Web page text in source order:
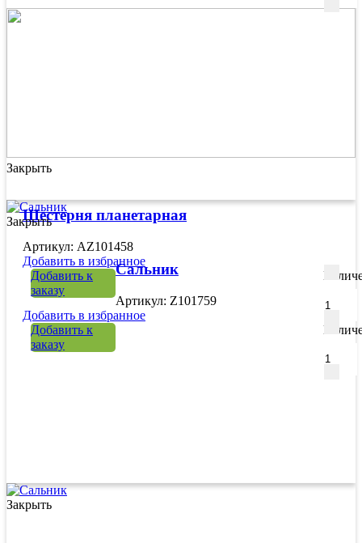
Закрыть
Шестерня планетарная
Артикул: AZ101458
Добавить в избранное
Добавить к
заказу
Закрыть
Сальник
Артикул: Z101759
Добавить в избранное
Добавить к
заказу
Закрыть